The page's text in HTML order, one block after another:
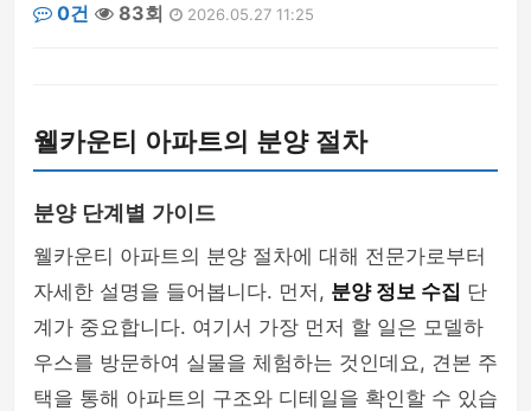
0건
83회 2026.05.27 11:25
웰카운티 아파트의 분양 절차
분양 단계별 가이드
웰카운티 아파트의 분양 절차에 대해 전문가로부터
자세한 설명을 들어봅니다. 먼저, 분양 정보 수집 단
계가 중요합니다. 여기서 가장 먼저 할 일은 모델하
우스를 방문하여 실물을 체험하는 것인데요, 견본 주
택을 통해 아파트의 구조와 디테일을 확인할 수 있습